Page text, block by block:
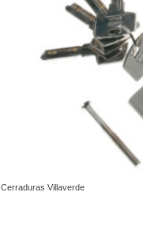
Cerraduras Villaverde